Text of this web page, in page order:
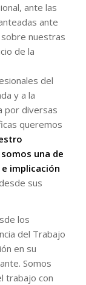
ante las
ante
nuestras
de la
del
y a la
por diversas
queremos
una de
implicación
sus
los
del Trabajo
en su
Somos
trabajo con